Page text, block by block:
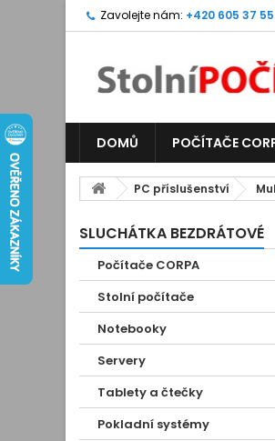
Zavolejte nám: +420 605 37
DOMŮ POČÍTAČE
PC příslušenství
SLUCHÁTKA BEZDRÁTOVÉ
Počítače CORPA
Stolní počítače
Notebooky
Servery
Tablety a čtečky
Pokladní systémy